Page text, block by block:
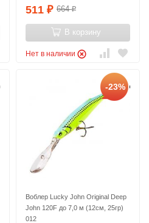
511 ₽ 664₽
В корзину
Нет в наличии
-23%
Воблер Lucky John Original Deep
John 120F до 7,0 м (12см, 25гр)
012